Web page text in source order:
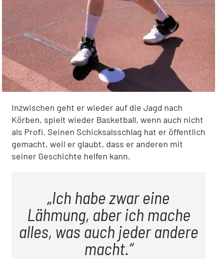
Inzwischen geht er wieder auf die Jagd nach
Körben, spielt wieder Basketball, wenn auch nicht
als Profi. Seinen Schicksalsschlag hat er öffentlich
gemacht, weil er glaubt, dass er anderen mit
seiner Geschichte helfen kann.
Ich habe zwar eine
Lähmung, aber ich mache
alles, was auch jeder andere
macht.